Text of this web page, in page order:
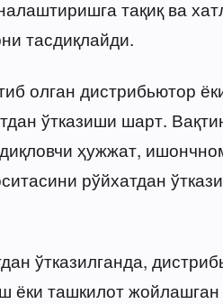
тақиқ ва
тасдиқлайди.
олган дистрибьютор
ўтказиши шарт.
ҳужжат,
рўйхатдан
ўтказилганда,
ёки ташкилот